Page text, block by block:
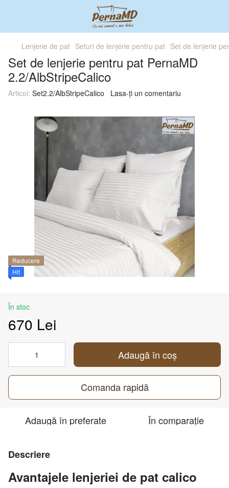
Lenjerie de pat Seturi de lenjerie pentru pat Set de lenjerie
Set de lenjerie pentru pat PernaMD
2.2/AlbStripeCalico
Articol: Set2.2/AlbStripeCalico Lasa-ți un comentariu
Reducere
Hit
În stoc
670 Lei
Adaugă în coș
Comanda rapidă
Adaugă în preferate În comparație
Descriere
Avantajele lenjeriei de pat calico